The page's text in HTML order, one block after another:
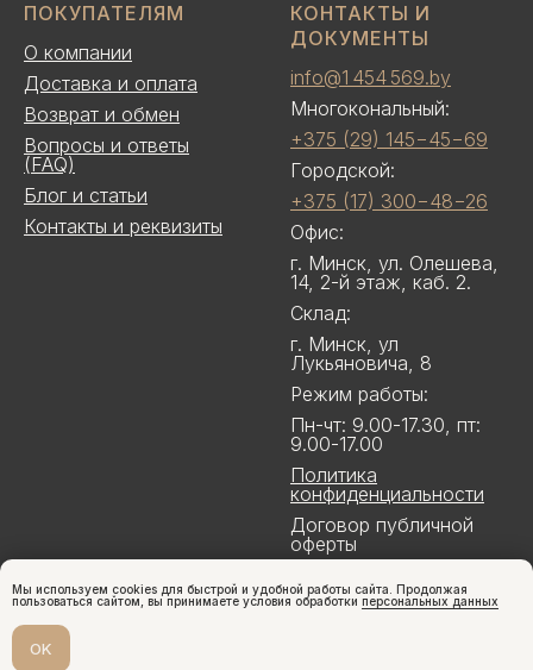
Мы используем cookies для быстрой и удобной работы сайта. Продолжая
пользоваться сайтом, вы принимаете условия обработки персональных данных
OK
ПОКУПАТЕЛЯМ
О компании
Доставка и оплата
Возврат и обмен
Вопросы и ответы
(FAQ)
Блог и статьи
Контакты и реквизиты
КОНТАКТЫ И
ДОКУМЕНТЫ
info@1 454 569.by
Многокональный:
+375 (29) 145−45−69
Городской:
+375 (17) 300−48−26
Офис:
г. Минск, ул. Олешева,
14, 2-й этаж, каб. 2.
Склад:
г. Минск, ул
Лукьяновича, 8
Режим работы:
Пн-чт: 9.00-17.30, пт:
9.00-17.00
Политика
конфиденциальности
Договор публичной
оферты